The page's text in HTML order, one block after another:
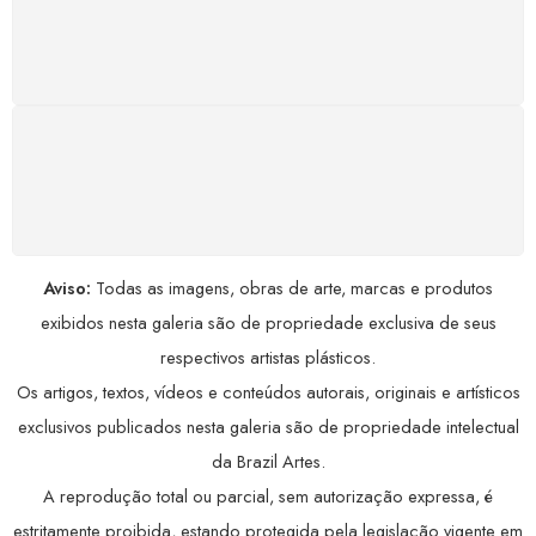
Aviso: Todas as imagens, obras de arte, marcas e produtos
exibidos nesta galeria são de propriedade exclusiva de seus
respectivos artistas plásticos.
Os artigos, textos, vídeos e conteúdos autorais, originais e artísticos
exclusivos publicados nesta galeria são de propriedade intelectual
da Brazil Artes.
A reprodução total ou parcial, sem autorização expressa, é
estritamente proibida, estando protegida pela legislação vigente em